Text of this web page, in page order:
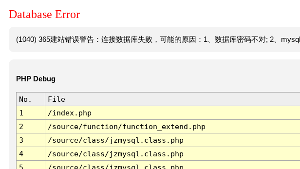
Database Error
(1040) 365建站错误警告：连接数据库失败，可能的原因：1、数据库密码不对; 2、mysql
PHP Debug
No. File
1
/index.php
2
/source/function/function_extend.php
3
/source/class/jzmysql.class.php
4
/source/class/jzmysql.class.php
5
/source/class/jzmysql.class.php